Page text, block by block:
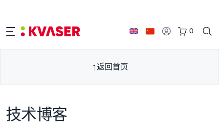
0
返回首页
技术博客